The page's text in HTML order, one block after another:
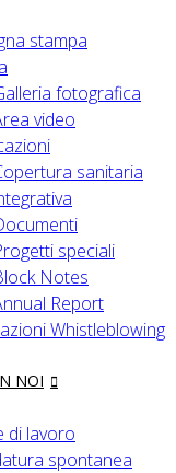
stampa
fotografica
video
sanitaria
speciali
Notes
Report
Whistleblowing
NOI
di lavoro
spontanea